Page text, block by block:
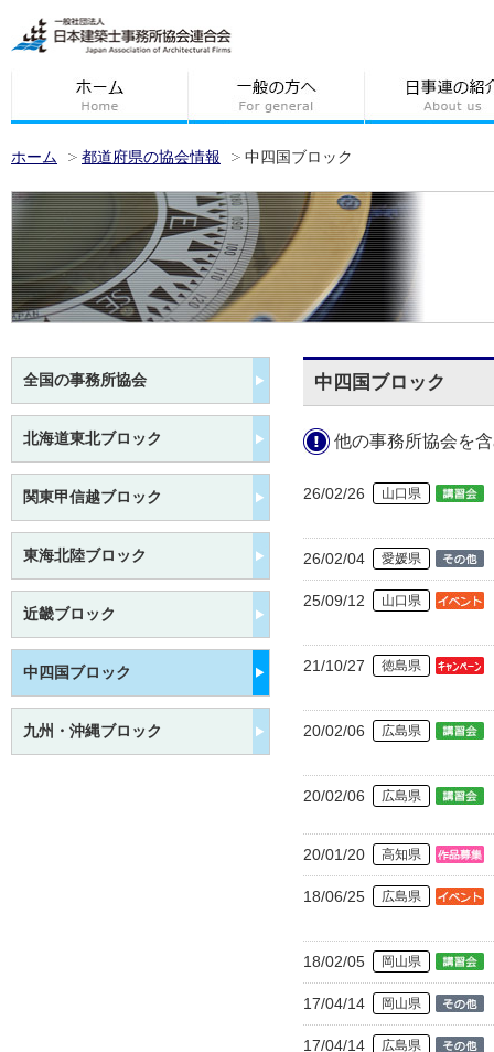
ホーム 都道府県の協会情報 中四国ブロック
中四国ブロック
他の事務所協会を
26/02/26 山口県
26/02/04 愛媛県
25/09/12 山口県
21/10/27 徳島県
20/02/06 広島県
20/02/06 広島県
20/01/20 高知県
18/06/25 広島県
18/02/05 岡山県
17/04/14 岡山県
17/04/14 広島県
全国の事務所協会
北海道東北ブロック
関東甲信越ブロック
東海北陸ブロック
近畿ブロック
中四国ブロック
九州・沖縄ブロック